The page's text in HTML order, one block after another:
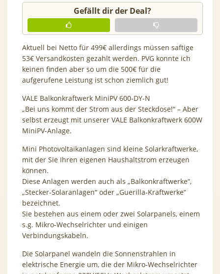
Gefällt dir der Deal?
Aktuell bei Netto für 499€ allerdings müssen saftige
53€ Versandkosten gezahlt werden. PVG konnte ich
keinen finden aber so um die 500€ für die
aufgerufene Leistung ist schon ziemlich gut!
VALE Balkonkraftwerk MiniPV 600-DY-N
„Bei uns kommt der Strom aus der Steckdose!“ – Aber
selbst erzeugt mit unserer VALE Balkonkraftwerk 600W
MiniPV-Anlage.
Mini Photovoltaikanlagen sind kleine Solarkraftwerke,
mit der Sie Ihren eigenen Haushaltstrom erzeugen
können.
Diese Anlagen werden auch als „Balkonkraftwerke“,
„Stecker-Solaranlagen“ oder „Guerilla-Kraftwerke“
bezeichnet.
Sie bestehen aus einem oder zwei Solarpanels, einem
s.g. Mikro-Wechselrichter und einigen
Verbindungskabeln.
Die Solarpanel wandeln die Sonnenstrahlen in
elektrische Energie um, die der Mikro-Wechselrichter